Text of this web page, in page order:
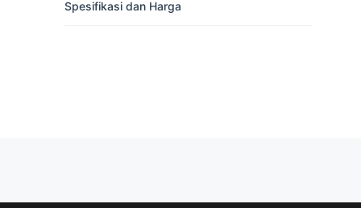
Spesifikasi dan Harga